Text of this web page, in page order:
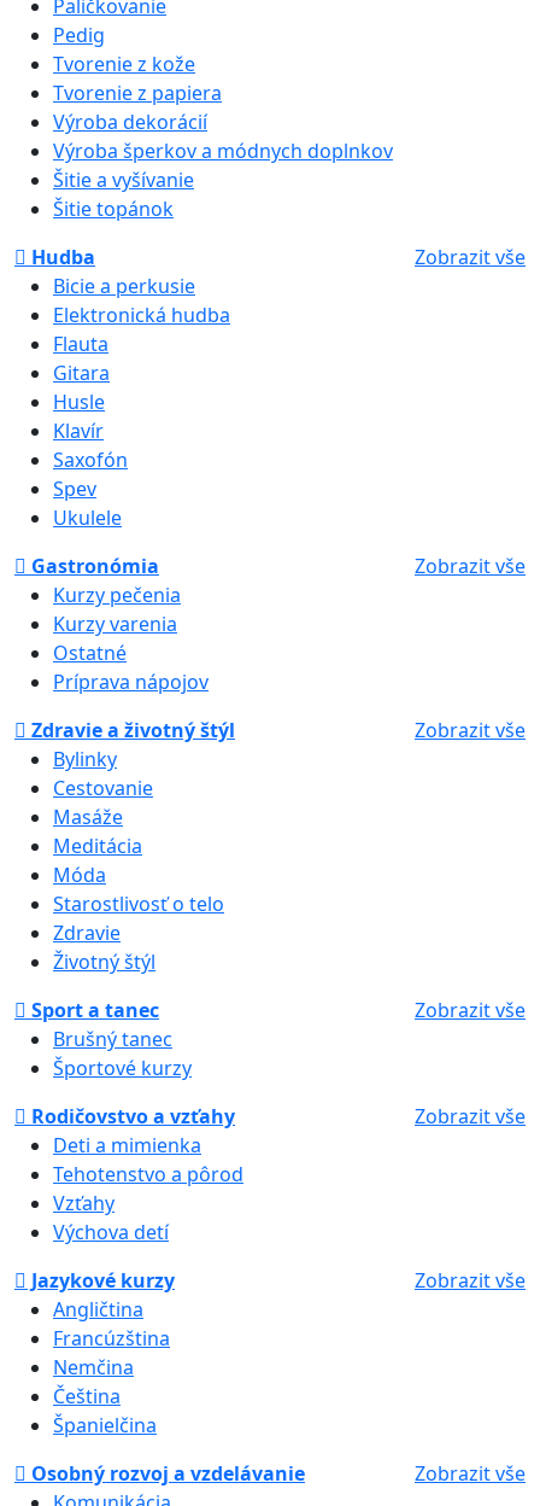
Paličkovanie
Pedig
Tvorenie z kože
Tvorenie z papiera
Výroba dekorácií
Výroba šperkov a módnych doplnkov
Šitie a vyšívanie
Šitie topánok
Hudba
Zobrazit vše
Bicie a perkusie
Elektronická hudba
Flauta
Gitara
Husle
Klavír
Saxofón
Spev
Ukulele
Gastronómia
Zobrazit vše
Kurzy pečenia
Kurzy varenia
Ostatné
Príprava nápojov
Zdravie a životný štýl
Zobrazit vše
Bylinky
Cestovanie
Masáže
Meditácia
Móda
Starostlivosť o telo
Zdravie
Životný štýl
Sport a tanec
Zobrazit vše
Brušný tanec
Športové kurzy
Rodičovstvo a vzťahy
Zobrazit vše
Deti a mimienka
Tehotenstvo a pôrod
Vzťahy
Výchova detí
Jazykové kurzy
Zobrazit vše
Angličtina
Francúzština
Nemčina
Čeština
Španielčina
Osobný rozvoj a vzdelávanie
Zobrazit vše